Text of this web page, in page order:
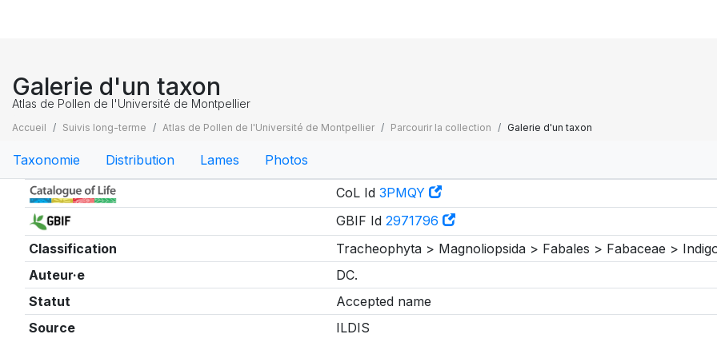
Galerie d'un taxon
Atlas de Pollen de l'Université de Montpellier
Accueil Suivis long-terme Atlas de Pollen de l'Université de Montpellier Parcourir la collection Galerie d'un taxon
Taxonomie Distribution Lames Photos
Taxonomie
CoL Id 3PMQY
GBIF Id 2971796
Classification
Tracheophyta > Magnoliopsida > Fabales > Fabaceae >
Auteur·e
DC.
Statut
Accepted name
Source
ILDIS